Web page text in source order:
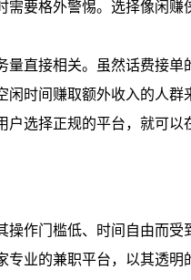
需要格外警惕。选择像闲
直接相关。虽然话费接
时间赚取额外收入的人群
选择正规的平台，就可以
作门槛低、时间自由而
业的兼职平台，以其透